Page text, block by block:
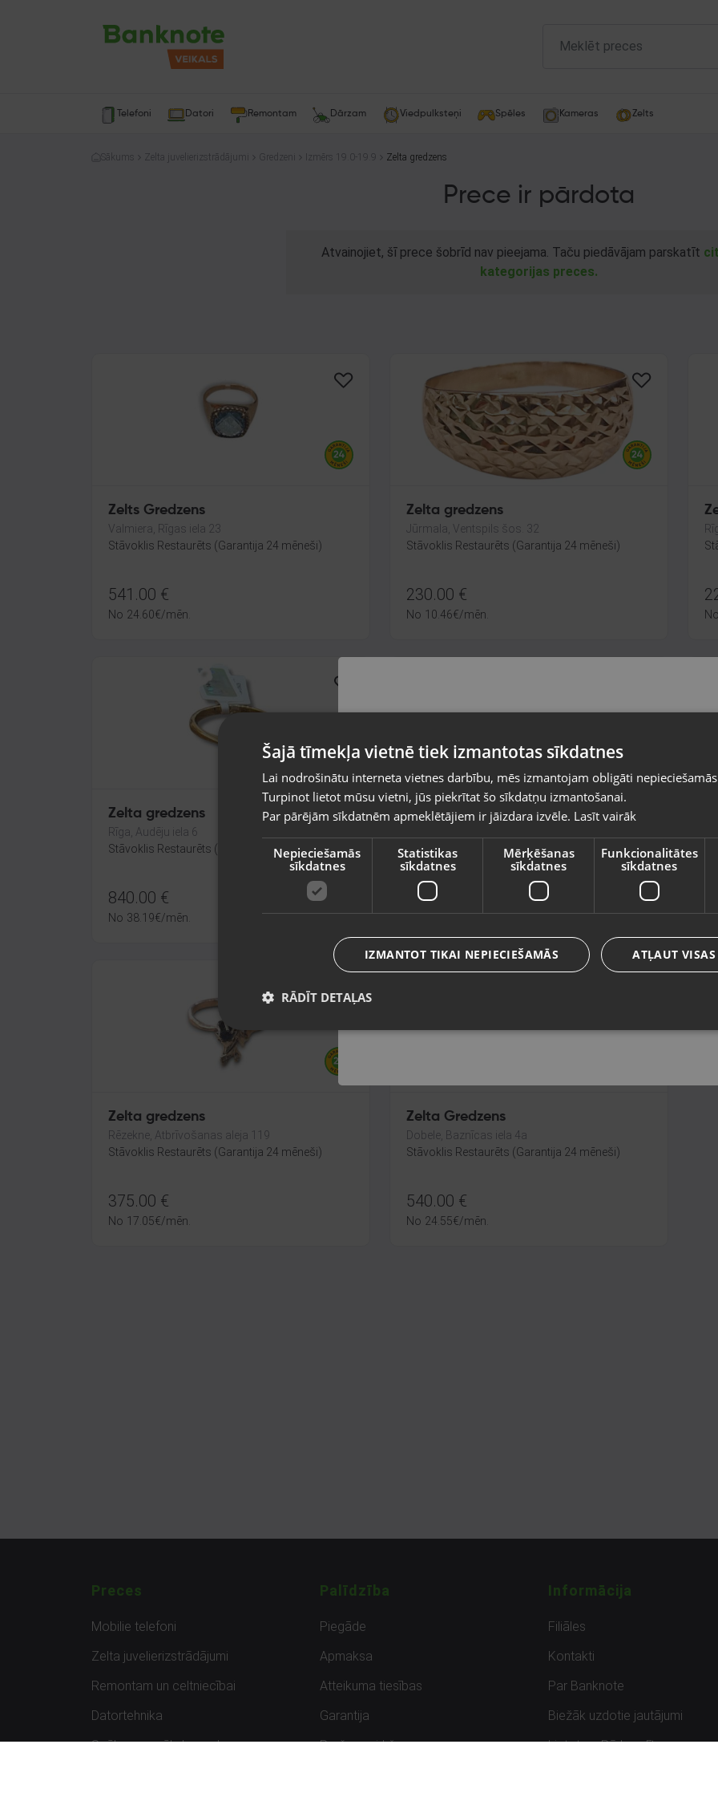
Telefoni Datori Remontam Dārzam Viedpulksteņi Spēles Kameras Zelts
Sākums Zelta juvelierizstrādājumi Gredzeni Izmērs 19.0-19.9 Zelta gredzens
Prece ir pārdota
Atvainojiet, šī prece šobrīd nav pieejama. Taču piedāvājam parskatīt
kategorijas preces.
Zelts Gredzens
Valmiera, Rīgas iela 23
Stāvoklis Restaurēts (Garantija 24 mēneši)
541.00 €
No 24.60€/mēn.
Zelta gredzens
Jūrmala, Ventspils šos. 32
Stāvoklis Restaurēts (Garantija 24 mēneši)
230.00 €
No 10.46€/mēn. No
Zelta gredzens
Rīga, Audēju iela 6
Stāvoklis Restaurēts (Garantija 24 mēneši)
840.00 €
No 38.19€/mēn.
Zelta Gredzens
Stāvoklis Restaurēts (Garantija 24 mēneši)
261.00
No 11.87€/mēn.
Zelta gredzens
Rēzekne, Atbrīvošanas aleja 119
Stāvoklis Restaurēts (Garantija 24 mēneši)
375.00 €
No 17.05€/mēn.
Zelta Gredzens
Dobele, Baznīcas iela 4a
Stāvoklis Restaurēts (Garantija 24 mēneši)
540.00 €
No 24.55€/mēn.
Preces
Mobilie telefoni
Zelta juvelierizstrādājumi
Remontam un celtniecībai
Datortehnika
Spēles un spēļu konsoles
Palīdzība
Piegāde
Apmaksa
Atteikuma tiesības
Garantija
Preču uzpirkšana
Informācija
Filiāles
Kontakti
Par Banknote
Biežāk uzdotie jautājumi
Lietots – Pārbaudīts
valsti
Vietnes saturs būs attēlots izvēlētajā valodā
Valsts
Valoda
Latviešu / Latvian
Šajā tīmekļa vietnē tiek izmantotas sīkdatnes
Lai nodrošinātu interneta vietnes darbību, mēs izmantojam obligāti
Turpinot lietot mūsu vietni, jūs piekrītat šo sīkdatņu izmantošanai.
Par pārējām sīkdatnēm apmeklētājiem ir jāizdara izvēle. Lasīt vairāk
Nepieciešamās
sīkdatnes
Statistikas
sīkdatnes
Mērķēšanas
sīkdatnes
Funkcionalitātes
sīkdatnes
ATĻAUT
IZMANTOT TIKAI NEPIECIEŠAMĀS
RĀDĪT DETAĻAS